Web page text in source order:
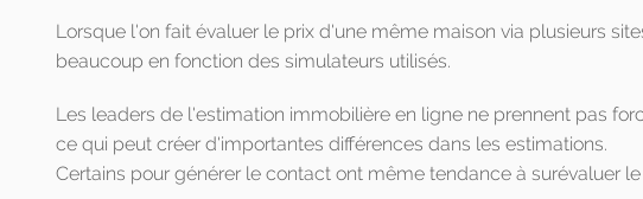
Lorsque l'on fait évaluer le prix d'une même maison via plusieurs
beaucoup en fonction des simulateurs utilisés.
Les leaders de l'estimation immobilière en ligne ne prennent pas
ce qui peut créer d'importantes différences dans les estimations.
Certains pour générer le contact ont même tendance à surévaluer